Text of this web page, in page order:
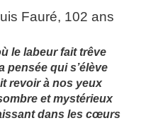
Fauré, 102 ans
le labeur fait trêve
pensée qui s’élève
revoir à nos yeux
et mystérieux
dans les cœurs